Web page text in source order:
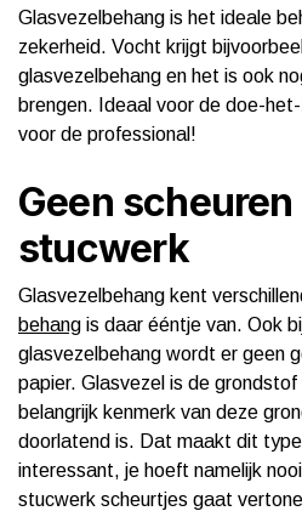
Glasvezelbehang is het ideale
zekerheid. Vocht krijgt
glasvezelbehang en het is ook
brengen. Ideaal voor de doe-
voor de professional!
Geen
stucwerk
Glasvezelbehang kent
behang is daar ééntje van. Ook
glasvezelbehang wordt er geen
papier. Glasvezel is de
belangrijk kenmerk van deze
doorlatend is. Dat maakt dit
interessant, je hoeft namelijk
stucwerk scheurtjes gaat